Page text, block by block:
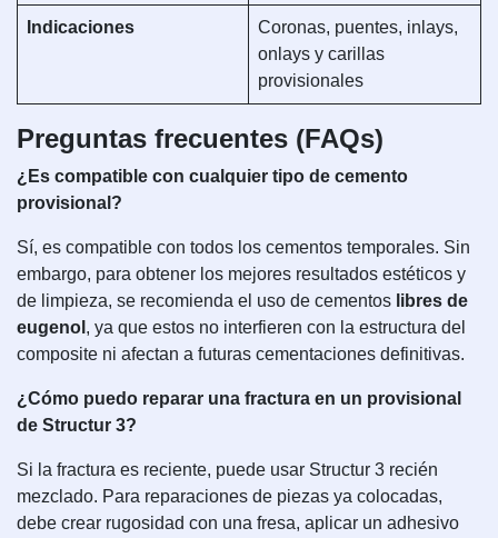
Indicaciones
Coronas, puentes, inlays,
onlays y carillas
provisionales
Preguntas frecuentes (FAQs)
¿Es compatible con cualquier tipo de cemento
provisional?
Sí, es compatible con todos los cementos temporales. Sin
embargo, para obtener los mejores resultados estéticos y
de limpieza, se recomienda el uso de cementos libres de
eugenol , ya que estos no interfieren con la estructura del
composite ni afectan a futuras cementaciones definitivas.
¿Cómo puedo reparar una fractura en un provisional
de Structur 3?
Si la fractura es reciente, puede usar Structur 3 recién
mezclado. Para reparaciones de piezas ya colocadas,
debe crear rugosidad con una fresa, aplicar un adhesivo